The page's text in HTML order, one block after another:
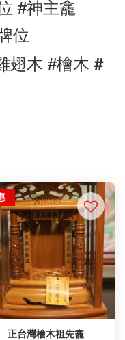
#神主龕
位
翅木 #檜木 #
正台灣檜木祖先龕